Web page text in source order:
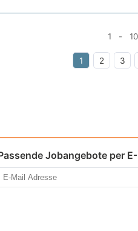
1 -
1 2 3
Jobangebote per